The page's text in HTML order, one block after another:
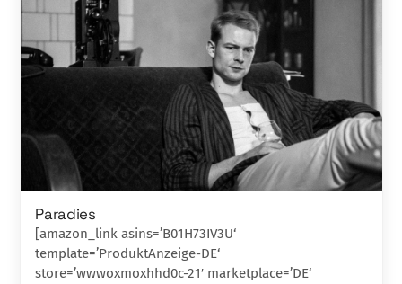
Paradies
[amazon_link asins=’B01H73IV3U‘
template=’ProduktAnzeige-DE‘
store=’wwwoxmoxhhd0c-21′ marketplace=’DE‘